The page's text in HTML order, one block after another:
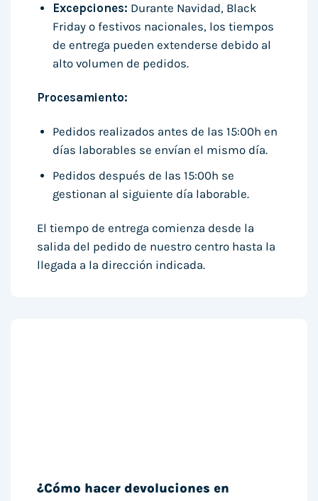
Excepciones: Durante Navidad, Black
Friday o festivos nacionales, los tiempos
de entrega pueden extenderse debido al
alto volumen de pedidos.
Procesamiento:
Pedidos realizados antes de las 15:00h en
días laborables se envían el mismo día.
Pedidos después de las 15:00h se
gestionan al siguiente día laborable.
El tiempo de entrega comienza desde la
salida del pedido de nuestro centro hasta la
llegada a la dirección indicada.
¿Cómo hacer devoluciones en